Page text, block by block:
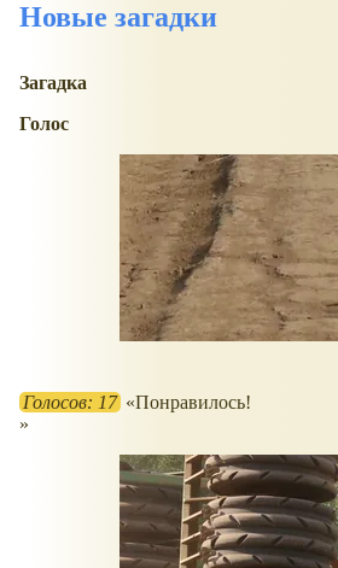
Новые загадки
Загадка
Голос
Голосов: 17 Понравилось!